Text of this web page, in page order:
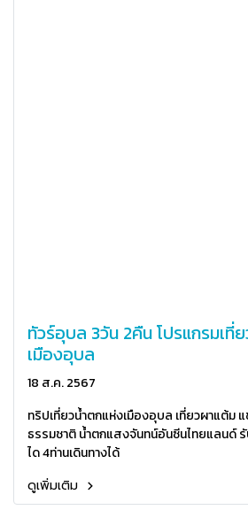
ทัวร์อุบล 3วัน 2คืน โปรแกรมเที่
เมืองอุบล
18 ส.ค. 2567
ทริปเที่ยวน้ำตกแห่งเมืองอุบล เที่ยวผาแต้ม
ธรรมชาติ น้ำตกแสงจันทน์อันซีนไทยแลนด์
ได 4ท่านเดินทางได้
ดูเพิ่มเติม